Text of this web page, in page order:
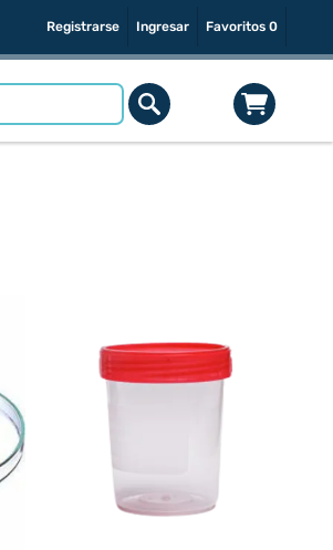
Registrarse Ingresar Favoritos 0